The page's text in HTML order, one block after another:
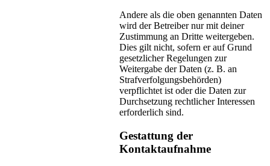
Andere als die oben genannten Daten
wird der Betreiber nur mit deiner
Zustimmung an Dritte weitergeben.
Dies gilt nicht, sofern er auf Grund
gesetzlicher Regelungen zur
Weitergabe der Daten (z. B. an
Strafverfolgungsbehörden)
verpflichtet ist oder die Daten zur
Durchsetzung rechtlicher Interessen
erforderlich sind.
Gestattung der
Kontaktaufnahme